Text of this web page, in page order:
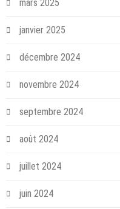
mars 2025
janvier 2025
décembre 2024
novembre 2024
septembre 2024
août 2024
juillet 2024
juin 2024